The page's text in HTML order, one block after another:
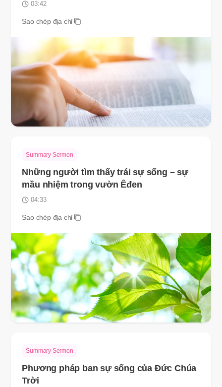
03:42
Sao chép địa chỉ
Summary Sermon
Những người tìm thấy trái sự sống – sự
mầu nhiệm trong vườn Êđen
04:33
Sao chép địa chỉ
Summary Sermon
Phương pháp ban sự sống của Đức Chúa
Trời